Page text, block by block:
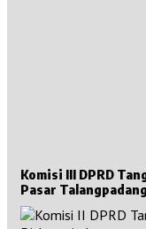
Komisi III DPRD
Pasar Talangpadang